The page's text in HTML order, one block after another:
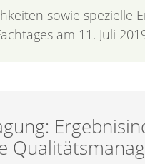
sowie spezielle
am 11. Juli